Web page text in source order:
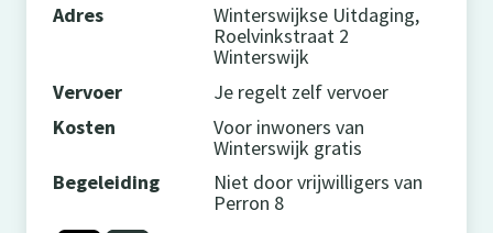
Adres
Winterswijkse Uitdaging,
Roelvinkstraat 2
Winterswijk
Vervoer
Je regelt zelf vervoer
Kosten
Voor inwoners van
Winterswijk gratis
Begeleiding
Niet door vrijwilligers van
Perron 8